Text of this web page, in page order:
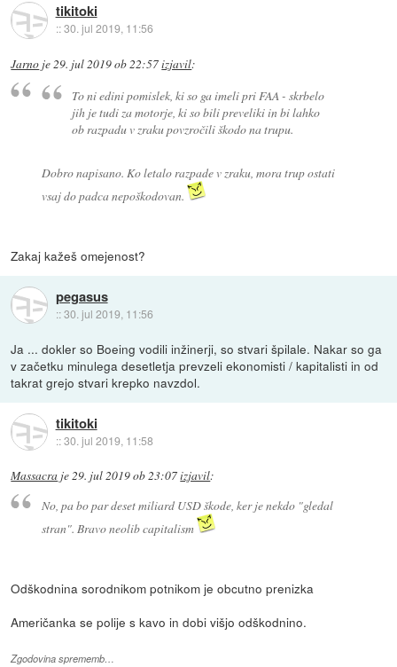
tikitoki
::30. jul 2019, 11:56
Jarno je29. jul 2019 ob 22:57izjavil:
To ni edini pomislek, ki so ga imeli pri FAA - skrbelo
jih je tudi za motorje, ki so bili preveliki in bi lahko
ob razpadu v zraku povzročili škodo na trupu.
Dobro napisano. Ko letalo razpade v zraku, mora trup ostati
vsaj do padca nepoškodovan.
Zakaj kažeš omejenost?
pegasus
::30. jul 2019, 11:56
Ja ... dokler so Boeing vodili inžinerji, so stvari špilale. Nakar so ga
v začetku minulega desetletja prevzeli ekonomisti / kapitalisti in od
takrat grejo stvari krepko navzdol.
tikitoki
::30. jul 2019, 11:58
Massacra je29. jul 2019 ob 23:07izjavil:
No, pa bo par deset miliard USD škode, ker je nekdo "gledal
stran". Bravo neolib capitalism
Odškodnina sorodnikom potnikom je obcutno prenizka
Američanka se polije s kavo in dobi višjo odškodnino.
Zgodovina sprememb…